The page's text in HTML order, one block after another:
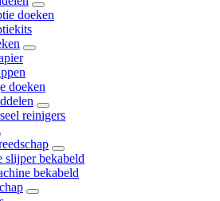
doeken
doeken
reinigers
slijper bekabeld
bekabeld